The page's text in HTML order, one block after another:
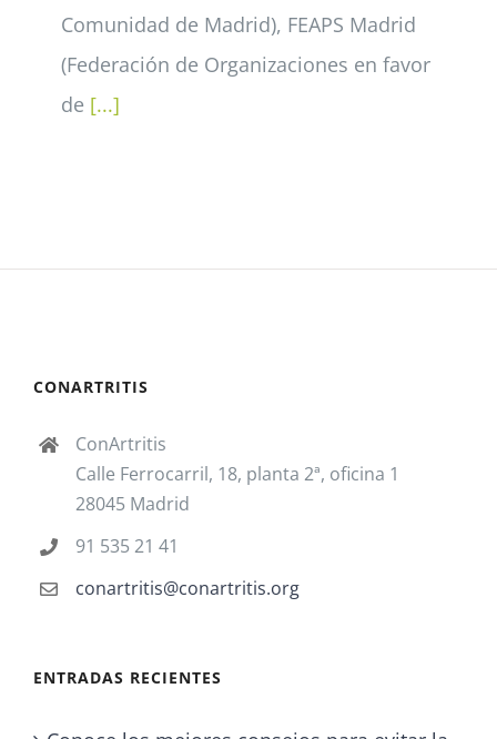
Comunidad de Madrid), FEAPS Madrid
(Federación de Organizaciones en favor
de [...]
CONARTRITIS
ConArtritis
Calle Ferrocarril, 18, planta 2ª, oficina 1
28045 Madrid
91 535 21 41
conartritis@conartritis.org
ENTRADAS RECIENTES